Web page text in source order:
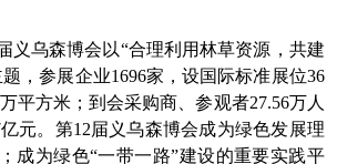
义乌森博会以“合理利用林草资源，共建
，参展企业1696家，设国际标准展位36
平方米；到会采购商、参观者27.56万人
元。第12届义乌森博会成为绿色发展理
成为绿色“一带一路”建设的重要实践平